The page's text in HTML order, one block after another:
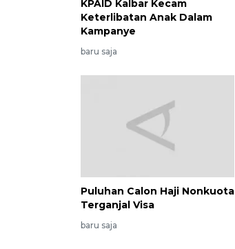
KPAID Kalbar Kecam
Keterlibatan Anak Dalam
Kampanye
baru saja
Puluhan Calon Haji Nonkuota
Terganjal Visa
baru saja